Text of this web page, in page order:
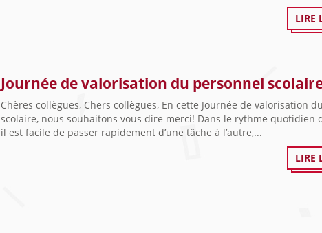
LIRE
Journée de valorisation du personnel
Chères collègues, Chers collègues, En cette Journée de valorisation
scolaire, nous souhaitons vous dire merci! Dans le rythme quotidien
il est facile de passer rapidement d’une tâche à l’autre,...
LIRE